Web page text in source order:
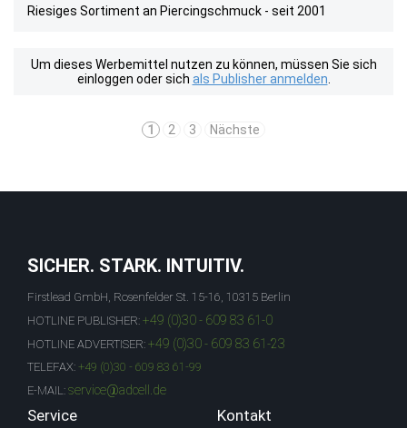
Riesiges Sortiment an Piercingschmuck - seit 2001
Um dieses Werbemittel nutzen zu können, müssen Sie sich
einloggen oder sich als Publisher anmelden
1 2 3 Nächste
SICHER. STARK. INTUITIV.
Firstlead GmbH, Rosenfelder St. 15-16, 10315 Berlin
HOTLINE PUBLISHER: +49 (0)30 - 609 83 61-0
HOTLINE ADVERTISER: +49 (0)30 - 609 83 61-23
TELEFAX: +49 (0)30 - 609 83 61-99
E-MAIL: service@adcell.de
Service Kontakt